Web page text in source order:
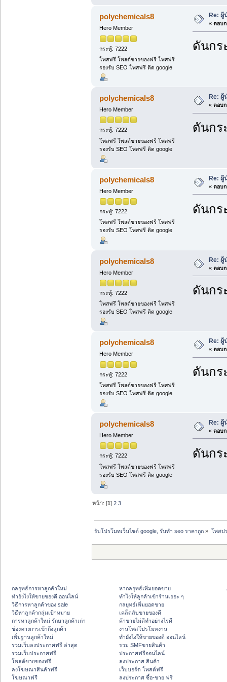
polychemicals8
Hero Member
กระทู้: 7222
โพสฟรี โพสต์ขายของฟรี โพสฟรี
รองรับ SEO โพสฟรี ติด google
Re:
« ตอบก
ดันกร
polychemicals8
Hero Member
กระทู้: 7222
โพสฟรี โพสต์ขายของฟรี โพสฟรี
รองรับ SEO โพสฟรี ติด google
Re:
« ตอบก
ดันกร
polychemicals8
Hero Member
กระทู้: 7222
โพสฟรี โพสต์ขายของฟรี โพสฟรี
รองรับ SEO โพสฟรี ติด google
Re: ผู้
« ตอบก
ดันกร
polychemicals8
Hero Member
กระทู้: 7222
โพสฟรี โพสต์ขายของฟรี โพสฟรี
รองรับ SEO โพสฟรี ติด google
Re: ผู้
« ตอบก
ดันกร
polychemicals8
Hero Member
กระทู้: 7222
โพสฟรี โพสต์ขายของฟรี โพสฟรี
รองรับ SEO โพสฟรี ติด google
Re:
« ตอบก
ดันกร
polychemicals8
Hero Member
กระทู้: 7222
โพสฟรี โพสต์ขายของฟรี โพสฟรี
รองรับ SEO โพสฟรี ติด google
Re:
« ตอบก
ดันกร
หน้า: [1]2 3
รับโปรโมทเว็บไซต์ google, รับทำ seo ราคาถูก » โพสป
กลยุทธ์การหาลูกค้าใหม่
ทํายังไงให้ขายของดี ออนไลน์
วิธีการหาลูกค้าของ sale
วิธีหาลูกค้ากลุ่มเป้าหมาย
การหาลูกค้าใหม่ รักษาลูกค้าเก่า
ช่องทางการเข้าถึงลูกค้า
เพิ่มฐานลูกค้าใหม่
รวมเว็บลงประกาศฟรี ล่าสุด
รวมเว็บประกาศฟรี
โพสต์ขายของฟรี
ลงโฆษณาสินค้าฟรี
โฆษณาฟรี
หากลยุทธ์เพิ่มยอดขาย
ทําไงให้ลูกค้าเข้าร้านเยอะ ๆ
กลยุทธ์เพิ่มยอดขาย
เคล็ดลับขายของดี
ค้าขายไม่ดีทำอย่างไรดี
งานโพสโปรโมทงาน
ทํายังไงให้ขายของดี ออนไลน์
รวม SMFขายสินค้า
ประกาศฟรีออนไลน์
ลงประกาศ สินค้า
เว็บบอร์ด โพสต์ฟรี
ลงประกาศ ซื้อ-ขาย ฟรี